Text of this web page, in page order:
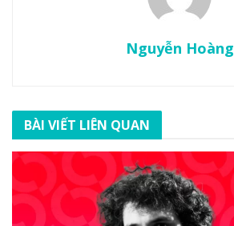
Nguyễn Hoàng
BÀI VIẾT LIÊN QUAN